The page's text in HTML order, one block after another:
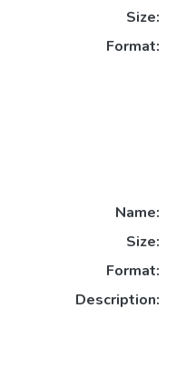
Size:
Format:
Name:
Size:
Format:
Description: